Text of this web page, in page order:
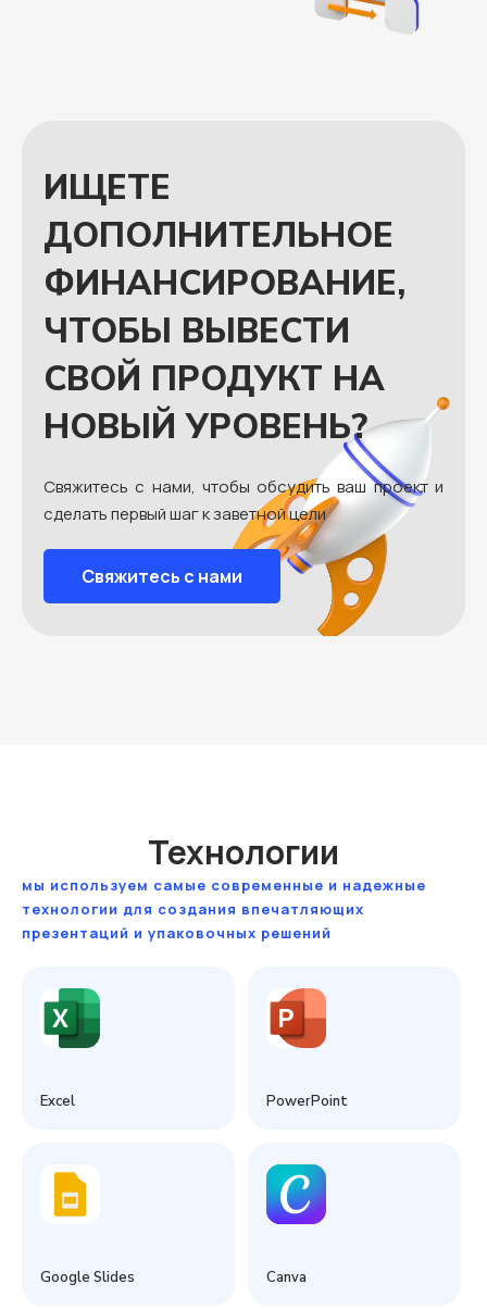
ИЩЕТЕ
ДОПОЛНИТЕЛЬНОЕ
ФИНАНСИРОВАНИЕ,
ЧТОБЫ ВЫВЕСТИ
СВОЙ ПРОДУКТ НА
НОВЫЙ УРОВЕНЬ?
Свяжитесь с нами, чтобы обсудить ваш проект и
сделать первый шаг к заветной цели
Свяжитесь с нами
Технологии
мы используем самые современные и надежные
технологии для создания впечатляющих
презентаций и упаковочных решений
Excel PowerPoint
Google Slides Canva